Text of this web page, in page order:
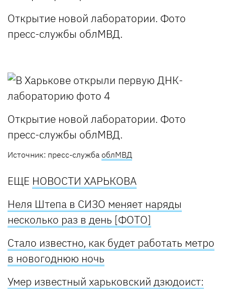
Открытие новой лаборатории. Фото
пресс-службы облМВД.
Открытие новой лаборатории. Фото
пресс-службы облМВД.
Источник: пресс-служба облМВД
ЕЩЕ НОВОСТИ ХАРЬКОВА
Неля Штепа в СИЗО меняет наряды
несколько раз в день [ФОТО]
Стало известно, как будет работать метро
в новогоднюю ночь
Умер известный харьковский дзюдоист: